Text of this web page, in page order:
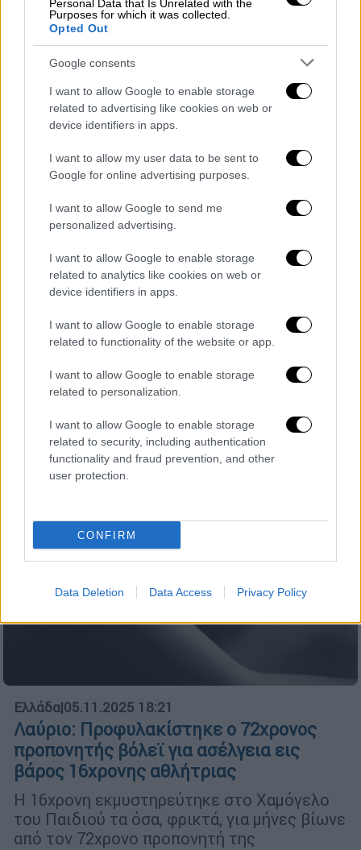
Personal Data that Is Unrelated with the
Purposes for which it was collected.
Opted Out
Google consents
I want to allow Google to enable storage
related to advertising like cookies on web or
device identifiers in apps.
I want to allow my user data to be sent to
Google for online advertising purposes.
I want to allow Google to send me
personalized advertising.
I want to allow Google to enable storage
related to analytics like cookies on web or
device identifiers in apps.
I want to allow Google to enable storage
related to functionality of the website or app.
I want to allow Google to enable storage
related to personalization.
I want to allow Google to enable storage
related to security, including authentication
functionality and fraud prevention, and other
user protection.
CONFIRM
Data Deletion Data Access Privacy Policy
Ελλάδα|09.11.2025 16:46
Βόλος: Κρατούμενος ο λιμενικός που
κατηγορείται για ασέλγεια σε ανηλίκων
Συνεχίζονται οι έρευνες για εμπλοκή του
Ελλάδα|05.11.2025 18:21
Λαύριο: Προφυλακίστηκε ο 72χρονος
προπονητής βόλεϊ για ασέλγεια εις
βάρος 16χρονης αθλήτριας
Η 16χρονη εκμυστηρεύτηκε στο Χαμόγελο
του Παιδιού τα όσα, φρικτά, για μήνες βίωνε
από τον 72χρονο προπονητή της